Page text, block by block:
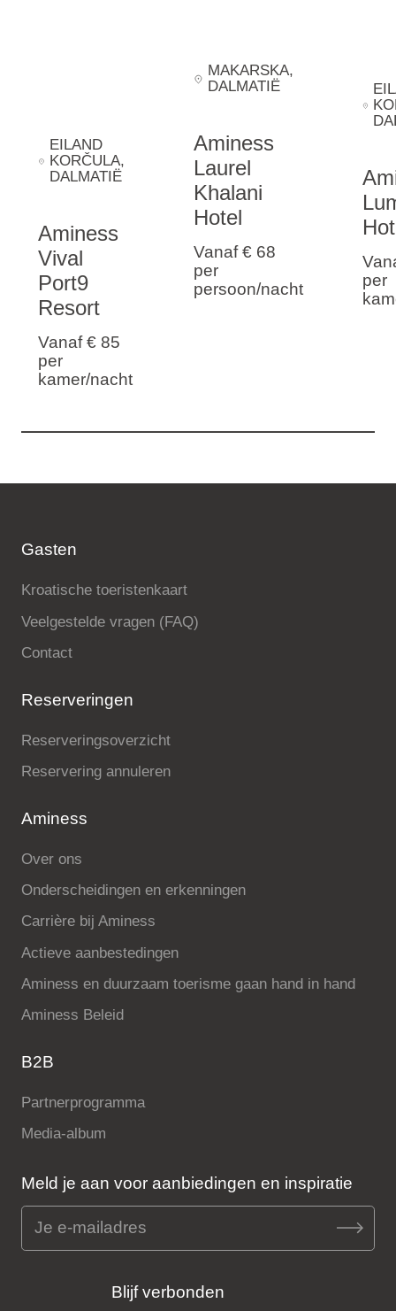
EILAND
KORČULA,
DALMATIË
Aminess
Vival
Port9
Resort
Vanaf € 85
per
kamer/nacht
MAKARSKA,
DALMATIË
Aminess
Laurel
Khalani
Hotel
Vanaf € 68
per
persoon/nacht
per
Gasten
Kroatische toeristenkaart
Veelgestelde vragen (FAQ)
Contact
Reserveringen
Reserveringsoverzicht
Reservering annuleren
Aminess
Over ons
Onderscheidingen en erkenningen
Carrière bij Aminess
Actieve aanbestedingen
Aminess en duurzaam toerisme gaan hand in hand
Aminess Beleid
B2B
Partnerprogramma
Media-album
Meld je aan voor aanbiedingen en inspiratie
Blijf verbonden